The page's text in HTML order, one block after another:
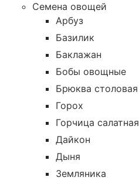
Семена овощей
Арбуз
Базилик
Баклажан
Бобы овощные
Брюква столовая
Горох
Горчица салатная
Дайкон
Дыня
Земляника